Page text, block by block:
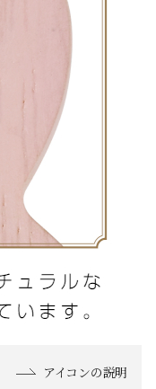
アイコンの説明